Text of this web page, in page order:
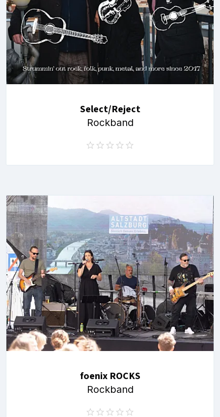
Select/Reject
Rockband
foenix ROCKS
Rockband